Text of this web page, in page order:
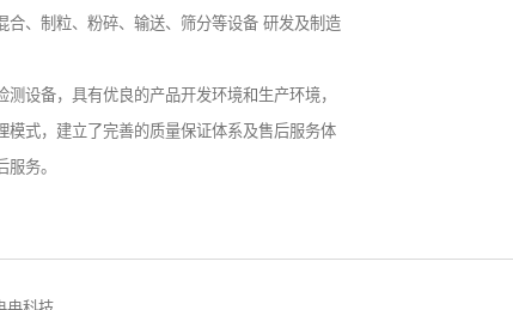
合、制粒、粉碎、输送、筛分等设备 研发及制造
设备，具有优良的产品开发环境和生产环境，
模式，建立了完善的质量保证体系及售后服务体
务。